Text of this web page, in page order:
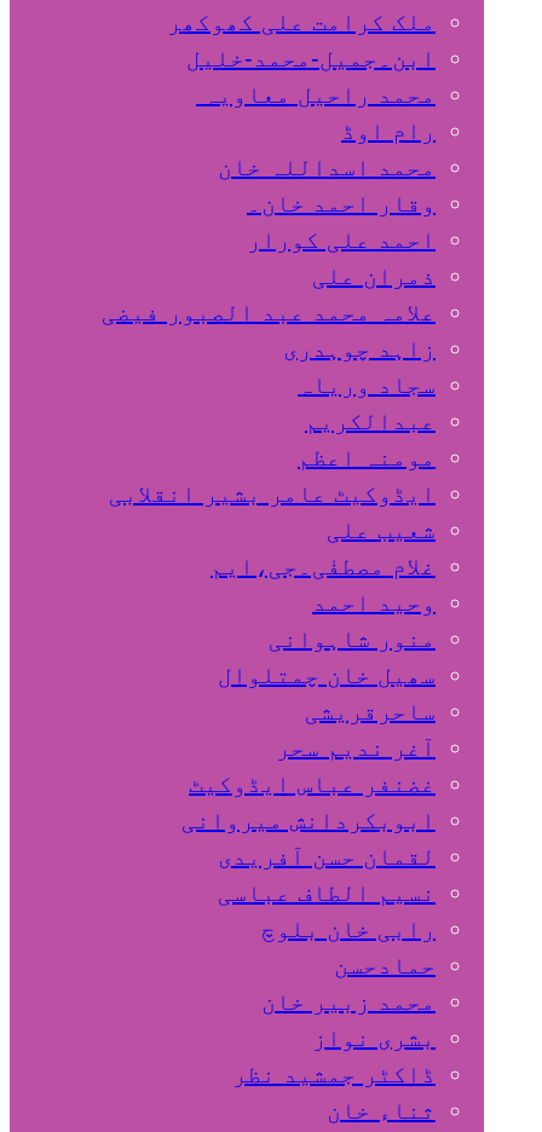
ملک کرامت علی کھوکھر
ابن۔جمیل-محمد-خلیل
محمد راحیل معاویہ
رام اوڈ
محمد اسداللہ خان
وقار احمد خان۔
احمد علی کورار
ذمران علی
علامہ محمد عبد الصبور فیضی
زاہد چوہدری
سجاد وریاہ
عبدالکریم
مومنہ اعظم
ایڈوکیٹ عامر بشیر انقلابی
شعیب علی
غلام مصطفٰی۔جی،ایم
وحید احمد
منور شاہوانی
سھیل خان چمتلوال
ساحرقریشی
آغر ندیم سحر
غضنفر عباس ایڈوکیٹ
ابوبکردانش میروانی
لقمان حسن آفریدی
نسیم الطاف عباسی
رابی خان بلوچ
حمادحسن
محمد زبیر خان
بشری نواز
ڈاکٹر جمشید نظر
ثناء خان